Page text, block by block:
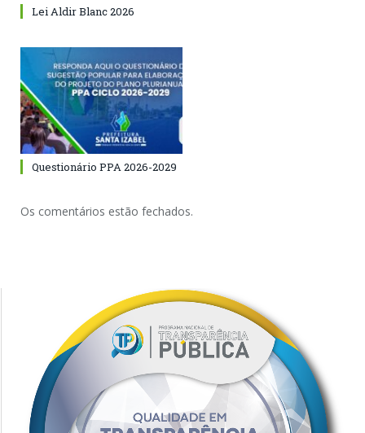
Lei Aldir Blanc 2026
Questionário PPA 2026-2029
Os comentários estão fechados.